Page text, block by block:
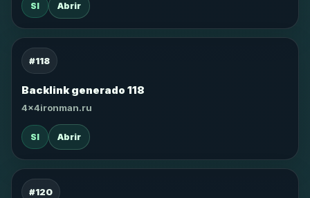
SI Abrir
#118
Backlink generado 118
4x4ironman.ru
SI Abrir
#120